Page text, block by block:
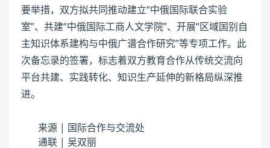
要举措，双方拟共同推动建立“中俄国际联合实验
室”、共建“中俄国际工商人文学院”、开展“区域国别自
主知识体系建构与中俄广谱合作研究”等专项工作。此
次备忘录的签署，标志着双方教育合作从传统交流向
平台共建、实践转化、知识生产延伸的新格局纵深推
进。
来源 | 国际合作与交流处
通联 | 吴双丽